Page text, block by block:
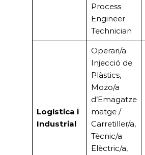
Process
Engineer
Technician
Logística i
Industrial
Operari/a
Injecció de
Plàstics,
Mozo/a
d’Emagatze
matge /
Carretiller/a,
Tècnic/a
Elèctric/a,